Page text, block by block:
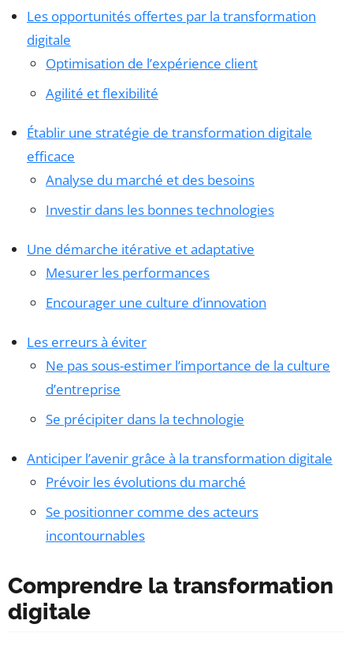
Les opportunités offertes par la transformation
digitale
Optimisation de l’expérience client
Agilité et flexibilité
Établir une stratégie de transformation digitale
efficace
Analyse du marché et des besoins
Investir dans les bonnes technologies
Une démarche itérative et adaptative
Mesurer les performances
Encourager une culture d’innovation
Les erreurs à éviter
Ne pas sous-estimer l’importance de la culture
d’entreprise
Se précipiter dans la technologie
Anticiper l’avenir grâce à la transformation digitale
Prévoir les évolutions du marché
Se positionner comme des acteurs
incontournables
Comprendre la transformation
digitale